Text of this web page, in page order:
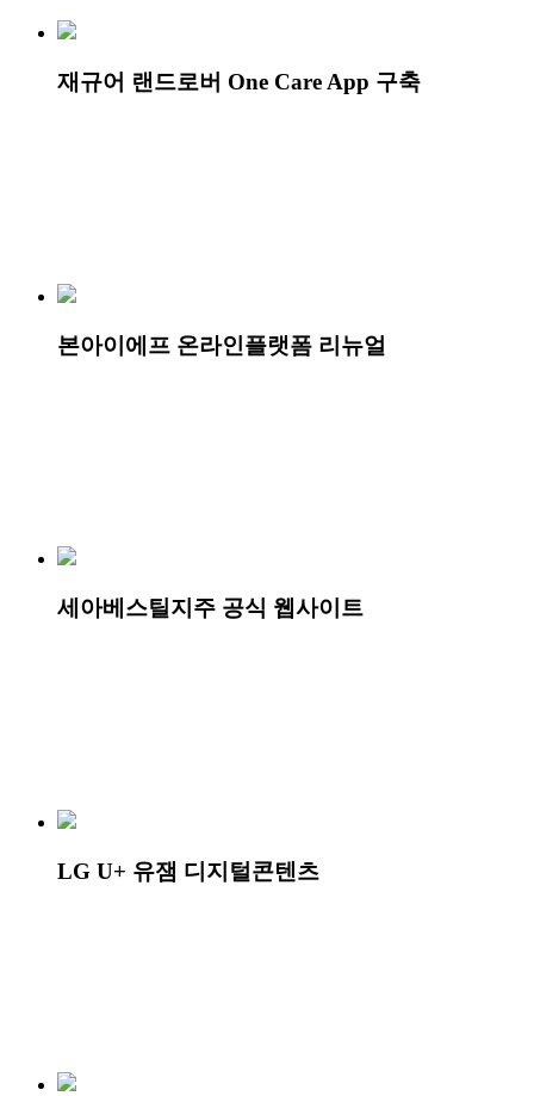
재규어 랜드로버 One Care App 구축
본아이에프 온라인플랫폼 리뉴얼
세아베스틸지주 공식 웹사이트
LG U+ 유잼 디지털콘텐츠